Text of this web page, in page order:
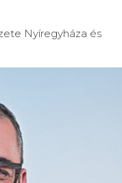
Nyíregyháza és